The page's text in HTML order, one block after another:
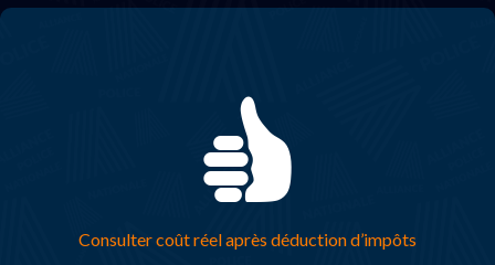
Consulter coût réel après déduction d’impôts